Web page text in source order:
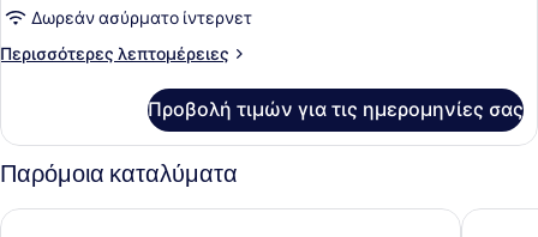
Υπνοδωμάτια,
Θέα
στο
Δωρεάν ασύρματο ίντερνετ
Περισσότερες λεπτομέρειες
Περισσότερες
Βίλα,
2
Υπνοδωμάτια,
Θέα
στο
Προβολή τιμών για τις ημερομηνίες σας
Παρόμοια καταλύματα
Ιλάειρα Mountain Resort Las